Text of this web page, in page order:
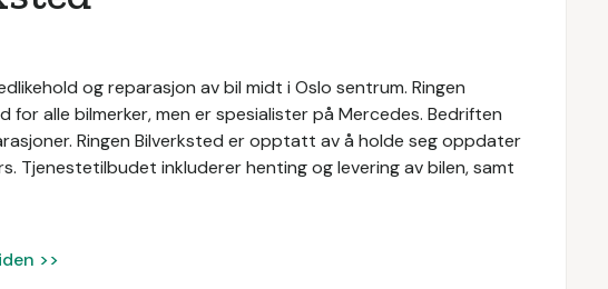
og reparasjon av bil midt i Oslo sentrum. Ringen
alle bilmerker, men er spesialister på Mercedes. Bedriften
Ringen Bilverksted er opptatt av å holde seg oppdater
Tjenestetilbudet inkluderer henting og levering av bilen, samt
>>